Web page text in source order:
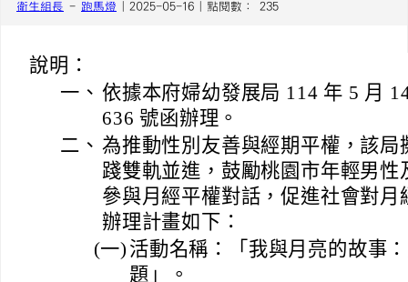
衛生組長 - 跑馬燈 | 2025-05-16 | 點閱數： 235
說明：
一、 依據本府婦幼發展局 114 年 5 月
636 號函辦理。
二、 為推動性別友善與經期平權，該
踐雙軌並進，鼓勵桃園市年輕男
參與月經平權對話，促進社會對
辦理計畫如下：
(一) 活動名稱：「我與月亮的故事
題」。